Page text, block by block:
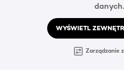
danych.
WYŚWIETL
Zarządzanie